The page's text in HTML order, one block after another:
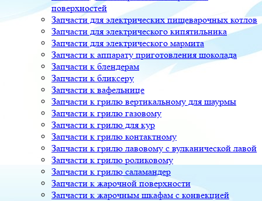
поверхностей
Запчасти для электрических пищеварочных котлов
Запчасти для электрического кипятильника
Запчасти для электрического мармита
Запчасти к аппарату приготовления шоколада
Запчасти к блендерам
Запчасти к бликсеру
Запчасти к вафельнице
Запчасти к грилю вертикальному для шаурмы
Запчасти к грилю газовому
Запчасти к грилю для кур
Запчасти к грилю контактному
Запчасти к грилю лавовому с вулканической лавой
Запчасти к грилю роликовому
Запчасти к грилю саламандер
Запчасти к жарочной поверхности
Запчасти к жарочным шкафам с конвекцией